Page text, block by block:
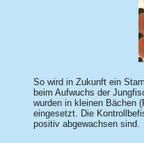
So wird in Zukunft ein
beim Aufwuchs der
wurden in kleinen Bächen
eingesetzt. Die
positiv abgewachsen sind.